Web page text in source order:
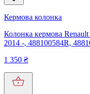
Кермова колонка
Колонка кермова
2014 -, 488100584R,
1 350 ₴